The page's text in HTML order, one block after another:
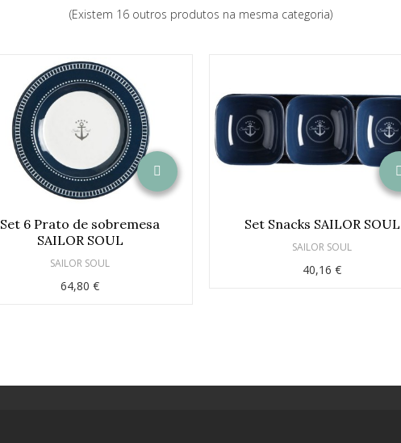
(Existem 16 outros produtos na mesma categoria)
Set 6 Prato de sobremesa
SAILOR SOUL
SAILOR SOUL
64,80 €
Set Snacks SAILOR SOUL
SAILOR SOUL
40,16 €